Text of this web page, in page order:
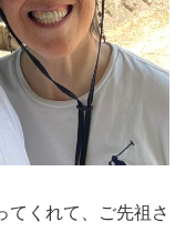
てくれて、ご先祖さ